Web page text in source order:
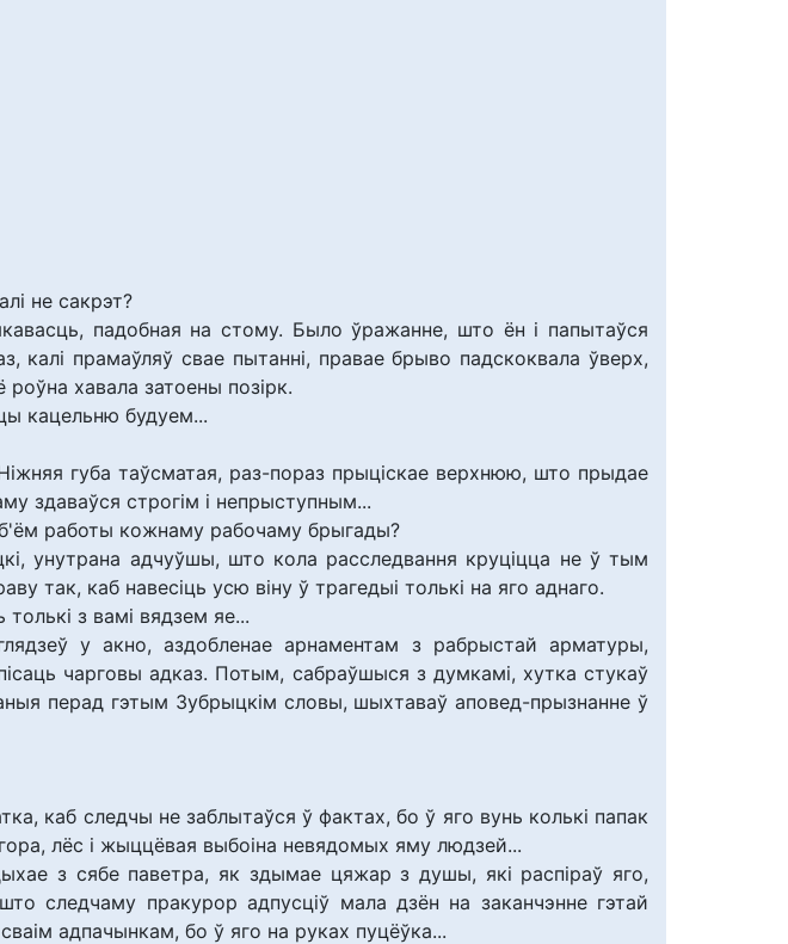
не сакрэт?
падобная на стому. Было ўражанне, што ён і папытаўся
прамаўляў свае пытанні, правае брыво падскоквала ўверх,
хавала затоены позірк.
кацельню будуем...
губа таўсматая, раз-пораз прыціскае верхнюю, што прыдае
здаваўся строгім і непрыступным...
работы кожнаму рабочаму брыгады?
унутрана адчуўшы, што кола расследвання круціцца не ў тым
так, каб навесіць усю віну ў трагедыі толькі на яго аднаго.
з вамі вядзем яе...
у акно, аздобленае арнаментам з рабрыстай арматуры,
чарговы адказ. Потым, сабраўшыся з думкамі, хутка стукаў
перад гэтым Зубрыцкім словы, шыхтаваў аповед-прызнанне ў
каб следчы не заблытаўся ў фактах, бо ў яго вунь колькі папак
лёс і жыццёвая выбоіна невядомых яму людзей...
з сябе паветра, як здымае цяжар з душы, які распіраў яго,
следчаму пракурор адпусціў мала дзён на заканчэнне гэтай
адпачынкам, бо ў яго на руках пуцёўка...